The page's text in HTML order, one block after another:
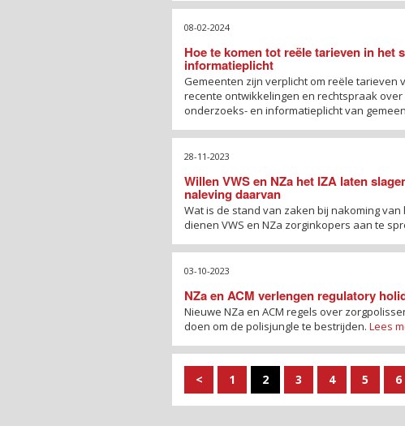
08-02-2024
Hoe te komen tot reële tarieven in het
informatieplicht
Gemeenten zijn verplicht om reële tarieven
recente ontwikkelingen en rechtspraak
onderzoeks- en informatieplicht van
28-11-2023
Willen VWS en NZa het IZA laten
naleving daarvan
Wat is de stand van zaken bij nakoming van
dienen VWS en NZa zorginkopers aan te
03-10-2023
NZa en ACM verlengen regulatory
Nieuwe NZa en ACM regels over
doen om de polisjungle te bestrijden. Lees
< 1 2 3 4 5 6